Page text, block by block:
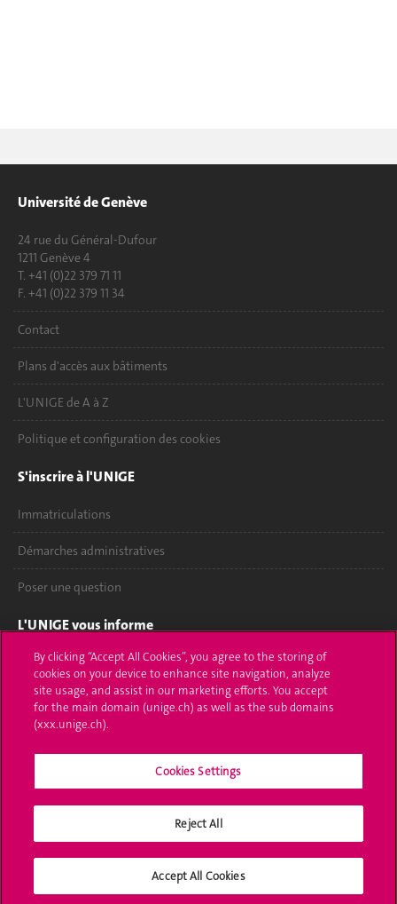
Université de Genève
24 rue du Général-Dufour
1211 Genève 4
T. +41 (0)22 379 71 11
F. +41 (0)22 379 11 34
Contact
Plans d'accès aux bâtiments
L'UNIGE de A à Z
Politique et configuration des cookies
S'inscrire à l'UNIGE
Immatriculations
Démarches administratives
Poser une question
L'UNIGE vous informe
UNIGE Mobile
Médias
Offres d'emploi
Calendrier académique
Médias sociaux UNIGE
By clicking “Accept All Cookies”, you agree to the storing of
cookies on your device to enhance site navigation, analyze
site usage, and assist in our marketing efforts. You accept
for the main domain (unige.ch) as well as the sub domains
(xxx.unige.ch).
Cookies Settings
Reject All
Accept All Cookies